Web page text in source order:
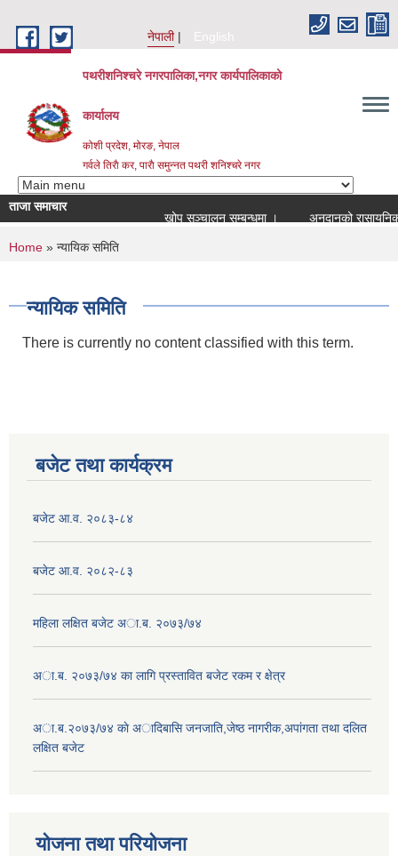
नेपाली
English
पथरीशनिश्चरे नगरपालिका,नगर कार्यपालिकाको
कार्यालय
कोशी प्रदेश, मोरङ, नेपाल
गर्वले तिराै कर, पाराै समुन्नत पथरी शनिश्चरे नगर
ताजा समाचार
खोप सञ्चालन सम्बन्धमा ।
अनुदानको रासायनिक
You are here
Home » न्यायिक समिति
न्यायिक समिति
There is currently no content classified with this term.
बजेट तथा कार्यक्रम
बजेट आ.व. २०८३-८४
बजेट आ.व. २०८२-८३
महिला लक्षित बजेट अा.ब. २०७३/७४
अा.ब. २०७३/७४ का लागि प्रस्तावित बजेट रकम र क्षेत्र
अा.ब.२०७३/७४ काे अादिबासि जनजाति,जेष्ठ नागरीक,अपांगता तथा दलित
लक्षित बजेट
योजना तथा परियोजना